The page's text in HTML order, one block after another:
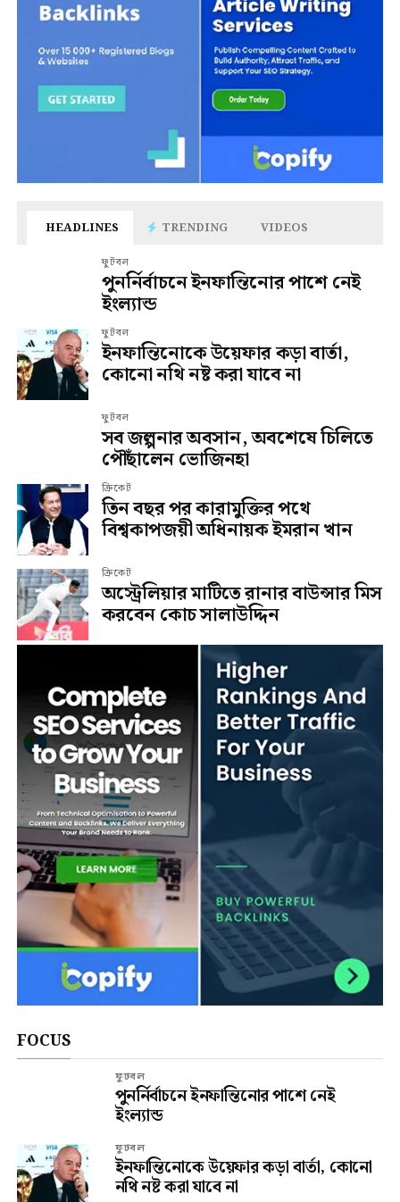
HEADLINES TRENDING VIDEOS
ফুটবল
পুনর্নির্বাচনে ইনফান্তিনোর পাশে নেই
ইংল্যান্ড
ফুটবল
ইনফান্তিনোকে উয়েফার কড়া বার্তা,
কোনো নথি নষ্ট করা যাবে না
ফুটবল
সব জল্পনার অবসান, অবশেষে চিলিতে
পৌঁছালেন ভোজিনহা
ক্রিকেট
তিন বছর পর কারামুক্তির পথে
বিশ্বকাপজয়ী অধিনায়ক ইমরান খান
ক্রিকেট
অস্ট্রেলিয়ার মাটিতে রানার বাউন্সার মিস
করবেন কোচ সালাউদ্দিন
FOCUS
ফুটবল
পুনর্নির্বাচনে ইনফান্তিনোর পাশে নেই
ইংল্যান্ড
ফুটবল
ইনফান্তিনোকে উয়েফার কড়া বার্তা, কোনো
নথি নষ্ট করা যাবে না